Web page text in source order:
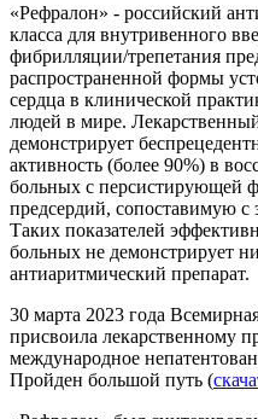
«Рефралон» - российский
класса для внутривенного
фибрилляции/трепетания
распространенной формы
сердца в клинической
людей в мире.
демонстрирует
активность (более 90%) в
больных с персистирующей
предсердий, сопоставимую с
Таких показателей
больных не демонстрирует
антиаритмический препарат.
30 марта 2023 года
присвоила лекарственному
международное
Пройден большой путь (